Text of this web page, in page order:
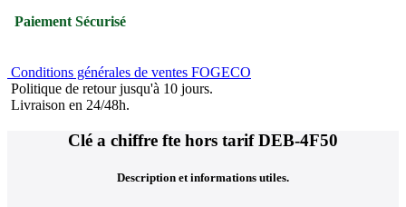
Paiement Sécurisé
Conditions générales de ventes FOGECO
Politique de retour jusqu'à 10 jours.
Livraison en 24/48h.
Clé a chiffre fte hors tarif DEB-4F50
Description et informations utiles.